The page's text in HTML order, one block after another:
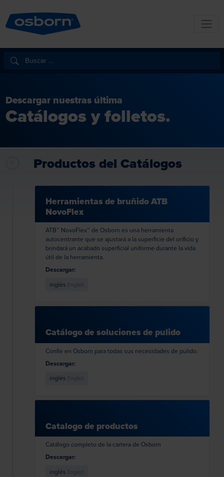
Descargar nuestras última
Catálogos y folletos.
Productos del Catálogos
Herramientas de bruñido ATB
NovoFlex
ATB™ NovoFlex™ de Osborn es una herramienta
autocentrante que se ajustará a la superficie del orificio y
brindará un acabado superficial uniforme durante la vida
útil de la herramienta.
Descargar:
inglés English
Catálogo de soluciones de pulido
Confíe en Osborn para todas sus necesidades de pulido.
Descargar:
inglés English
Catalogo de productos
Catálogo completo de la cartera de Osborn
Descargar:
inglés English